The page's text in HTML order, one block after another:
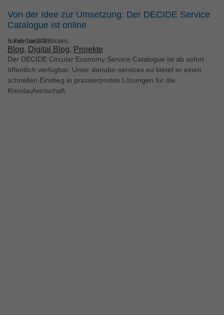
Von der Idee zur Umsetzung: Der DECIDE Service
Catalogue ist online
Sarah Trede-Kritikakis
9. Februar 2026
Blog, Digital Blog, Projekte
Der DECIDE Circular Economy Service Catalogue ist ab sofort
öffentlich verfügbar. Unter danube-services.eu bietet er einen
schnellen Einstieg in praxiserprobte Lösungen für die
Kreislaufwirtschaft.
in unsererDatenschutzerklärung.
Hier finden Sie eine Übersicht über alle verwendeten
Cookies. Sie können Ihre Einwilligung zu ganzen
Kategorien geben oder sich weitere Informationen
anzeigen lassen und so nur bestimmte Cookies
Alle akzeptieren